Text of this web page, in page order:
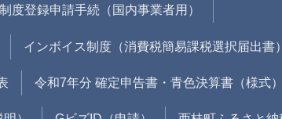
度登録申請手続（国内事業者用）
インボイス制度（消費税簡易課税選択届出書）
令和7年分 確定申告書・青色決算書（様式）